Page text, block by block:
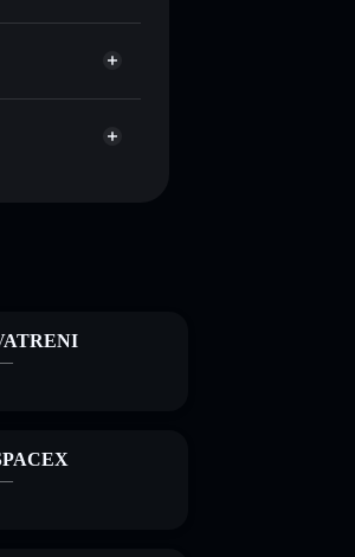
de privacidad
privadas